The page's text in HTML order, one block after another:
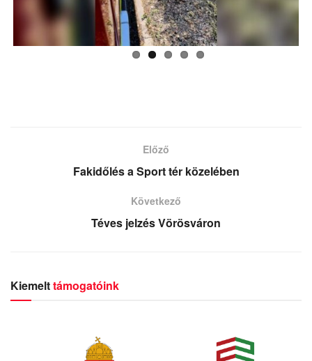
Előző
Fakidőlés a Sport tér közelében
Következő
Téves jelzés Vörösváron
Kiemelttámogatóink